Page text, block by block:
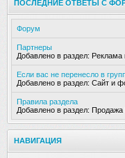
ПОСЛЕДНИЕ ОТВЕТЫ С
Форум
Партнеры
Добавлено в раздел: Реклама
Если вас не перенесло в
Добавлено в раздел: Сайт и
Правила раздела
Добавлено в раздел: Продажа
НАВИГАЦИЯ